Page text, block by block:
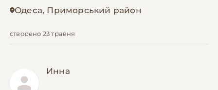
Одеса, Приморський район
створено 23 травня
Инна